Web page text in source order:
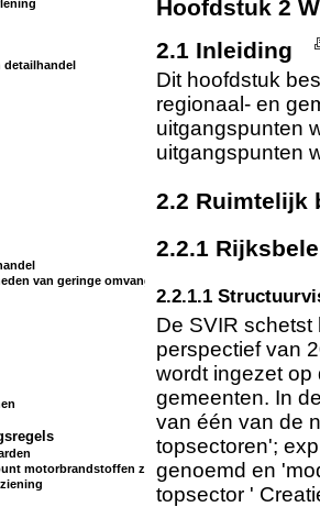
detailhandel
van geringe omvang
motorbrandstoffen zonder lpg
Hoofdstuk 2
2.1 Inleiding
Dit hoofdstuk
regionaal- en
uitgangspunten
uitgangspunten
2.2
2.2.1
2.2.1.1
De SVIR schetst
perspectief van
wordt ingezet op
gemeenten. In
van één van de
topsectoren';
genoemd en
topsector '